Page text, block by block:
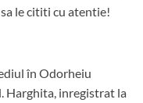
le cititi cu atentie!
în Odorheiu
Harghita, inregistrat la